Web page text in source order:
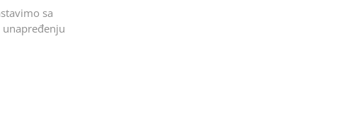
sa